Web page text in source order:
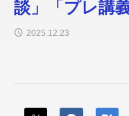
談」「プレ講
2025.12.23